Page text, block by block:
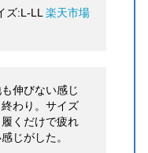
ズ:L-LL楽天市場
伸びない感じ
わり。サイズ
くだけで疲れ
じがした。